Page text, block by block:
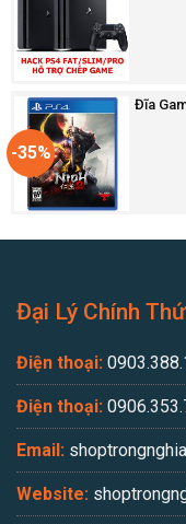
-35%
Đĩa
Đại Lý Chính
Điện thoại:
Điện thoại:
Email:
Website: